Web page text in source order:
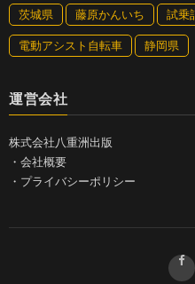
茨城県 藤原かんいち 試乗
電動アシスト自転車 静岡県
運営会社
株式会社八重洲出版
・ 会社概要
・ プライバシーポリシー